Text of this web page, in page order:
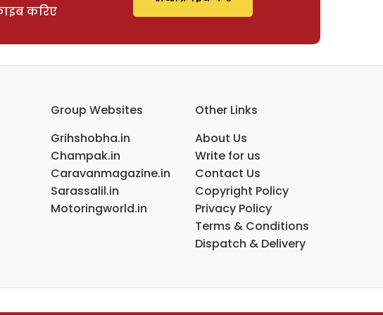
करिए
Group Websites
Grihshobha.in
Champak.in
Caravanmagazine.in
Sarassalil.in
Motoringworld.in
Other Links
About Us
Write for us
Contact Us
Copyright Policy
Privacy Policy
Terms & Conditions
Dispatch & Delivery